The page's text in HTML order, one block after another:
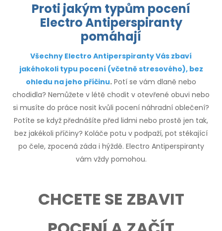
Proti jakým typům pocení
Electro Antiperspiranty
pomáhají
Všechny Electro Antiperspiranty Vás zbaví
jakéhokoli typu pocení (včetně stresového), bez
ohledu na jeho příčinu. Potí se vám dlaně nebo
chodidla? Nemůžete v létě chodit v otevřené obuvi nebo
si musíte do práce nosit kvůli pocení náhradní oblečení?
Potíte se když přednášíte před lidmi nebo prostě jen tak,
bez jakékoli příčiny? Koláče potu v podpaží, pot stékající
po čele, zpocená záda i hýždě. Electro Antiperspiranty
vám vždy pomohou.
CHCETE SE ZBAVIT